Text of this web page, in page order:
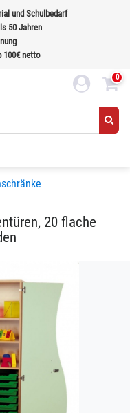
und Schulbedarf
50 Jahren
100€ netto
0
20 flache